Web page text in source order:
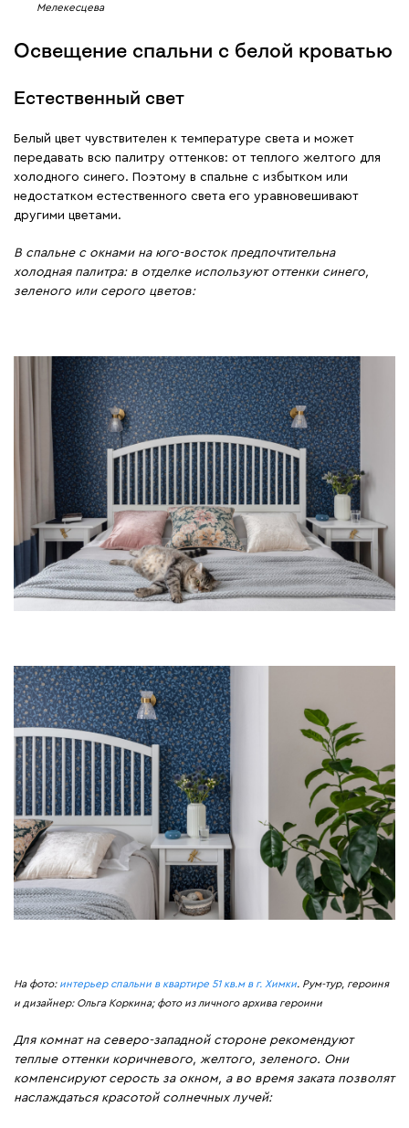
Мелекесцева
Освещение спальни с белой кроватью
Естественный свет
Белый цвет чувствителен к температуре света и может
передавать всю палитру оттенков: от теплого желтого для
холодного синего. Поэтому в спальне с избытком или
недостатком естественного света его уравновешивают
другими цветами.
В спальне с окнами на юго-восток предпочтительна
холодная палитра: в отделке используют оттенки синего,
зеленого или серого цветов:
На фото: интерьер спальни в квартире 51 кв.м в г. Химки. Рум-тур, героиня
и дизайнер: Ольга Коркина; фото из личного архива героини
Для комнат на северо-западной стороне рекомендуют
теплые оттенки коричневого, желтого, зеленого. Они
компенсируют серость за окном, а во время заката позволят
наслаждаться красотой солнечных лучей: